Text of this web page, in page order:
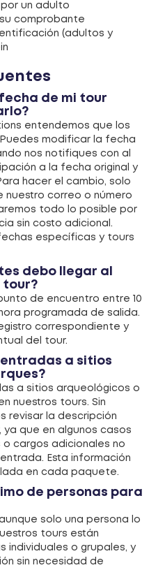
un adulto
comprobante
(adultos y
de mi tour
entendemos que los
modificar la fecha
nos notifiques con al
a la fecha original y
hacer el cambio, solo
correo o número
todo lo posible por
sin costo adicional.
específicas y tours
debo llegar al
tour?
de encuentro entre 10
programada de salida.
correspondiente y
del tour.
entradas a sitios
a sitios arqueológicos o
nuestros tours. Sin
revisar la descripción
que en algunos casos
o cargos adicionales no
Esta información
en cada paquete.
de personas para
solo una persona lo
tours están
individuales o grupales, y
sin necesidad de